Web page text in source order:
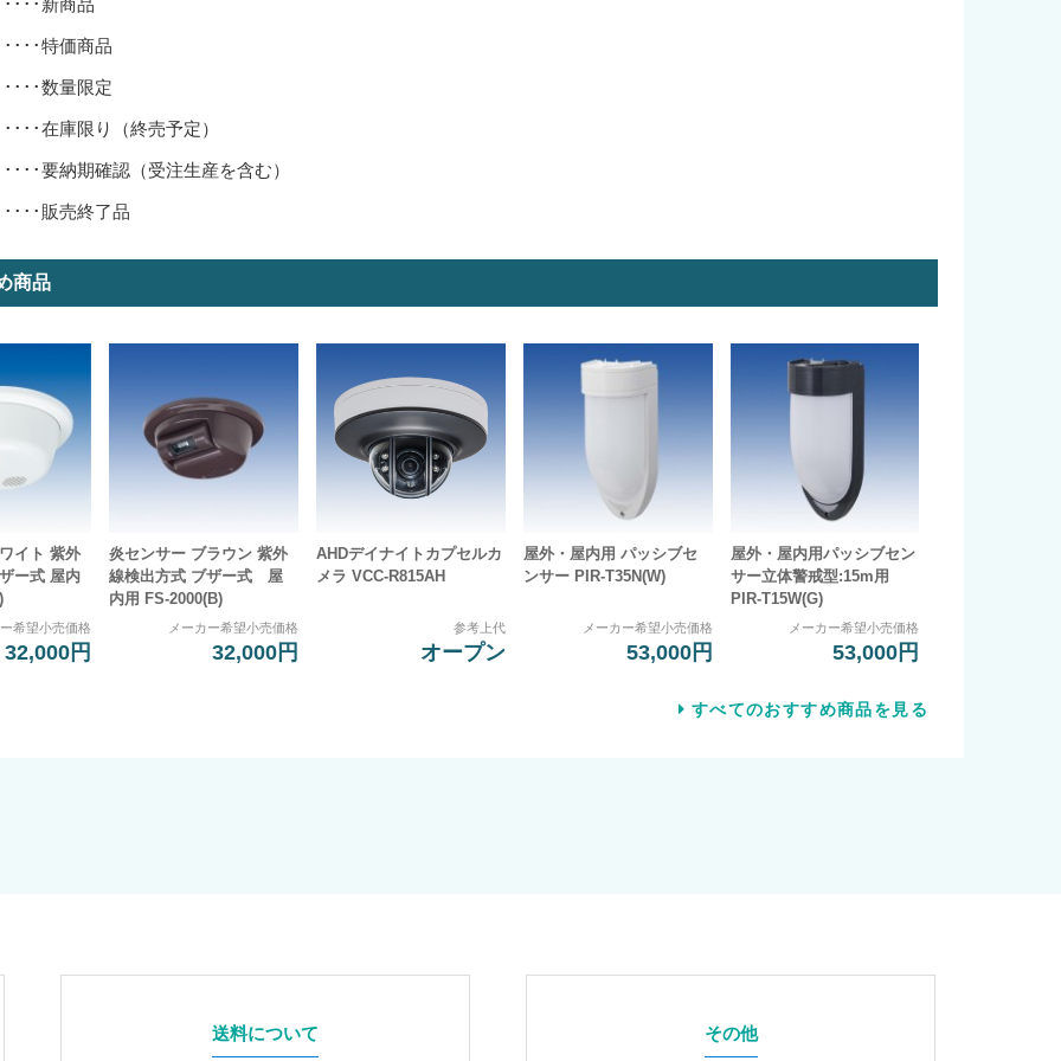
････新商品
････特価商品
････数量限定
････在庫限り（終売予定）
････要納期確認（受注生産を含む）
････販売終了品
商品
イト 紫外
ー式 屋内
希望小売価格
32,000円
炎センサー ブラウン 紫外
線検出方式 ブザー式 屋
内用 FS-2000(B)
メーカー希望小売価格
32,000円
AHDデイナイトカプセルカ
メラ VCC-R815AH
参考上代
オープン
屋外・屋内用 パッシブセ
ンサー PIR-T35N(W)
メーカー希望小売価格
53,000円
屋外・屋内用パッシブセン
サー立体警戒型:15m用
PIR-T15W(G)
メーカー希望小売価格
53,000円
すべてのおすすめ商品を見る
送料について その他